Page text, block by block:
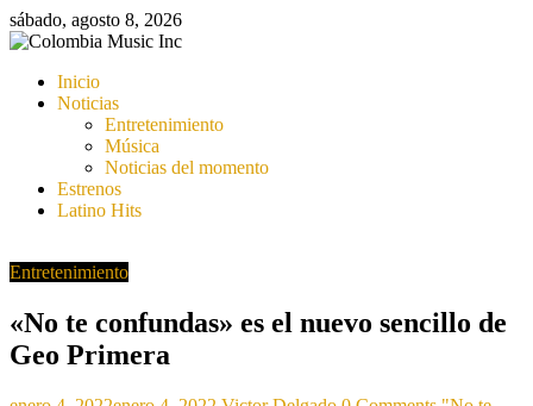
Saltar
al
sábado, agosto 8, 2026
Music
Music
Inicio
Noticias
Entretenimiento
Música
Noticias del momento
Estrenos
Latino Hits
Entretenimiento
«No te confundas» es el nuevo sencillo de
Geo Primera